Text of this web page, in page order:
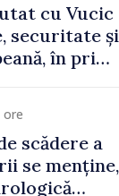
la
în
ore
scădere a
se menține,